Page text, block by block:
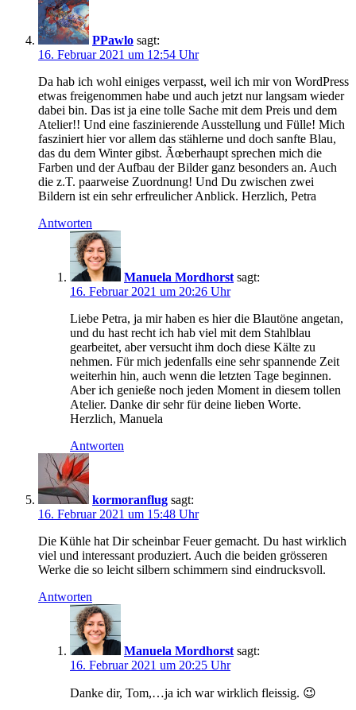
PPawlo sagt:
16. Februar 2021 um 12:54 Uhr
Da hab ich wohl einiges verpasst, weil ich mir von WordPress
etwas freigenommen habe und auch jetzt nur langsam wieder
dabei bin. Das ist ja eine tolle Sache mit dem Preis und dem
Atelier!! Und eine faszinierende Ausstellung und Fülle! Mich
fasziniert hier vor allem das stählerne und doch sanfte Blau,
das du dem Winter gibst. Ãœberhaupt sprechen mich die
Farben und der Aufbau der Bilder ganz besonders an. Auch
die z.T. paarweise Zuordnung! Und Du zwischen zwei
Bildern ist ein sehr erfreulicher Anblick. Herzlich, Petra
Antworten
Manuela Mordhorst sagt:
16. Februar 2021 um 20:26 Uhr
Liebe Petra, ja mir haben es hier die Blautöne angetan,
und du hast recht ich hab viel mit dem Stahlblau
gearbeitet, aber versucht ihm doch diese Kälte zu
nehmen. Für mich jedenfalls eine sehr spannende Zeit
weiterhin hin, auch wenn die letzten Tage beginnen.
Aber ich genieße noch jeden Moment in diesem tollen
Atelier. Danke dir sehr für deine lieben Worte.
Herzlich, Manuela
Antworten
kormoranflug sagt:
16. Februar 2021 um 15:48 Uhr
Die Kühle hat Dir scheinbar Feuer gemacht. Du hast wirklich
viel und interessant produziert. Auch die beiden grösseren
Werke die so leicht silbern schimmern sind eindrucksvoll.
Antworten
Manuela Mordhorst sagt:
16. Februar 2021 um 20:25 Uhr
Danke dir, Tom,…ja ich war wirklich fleissig. 😉